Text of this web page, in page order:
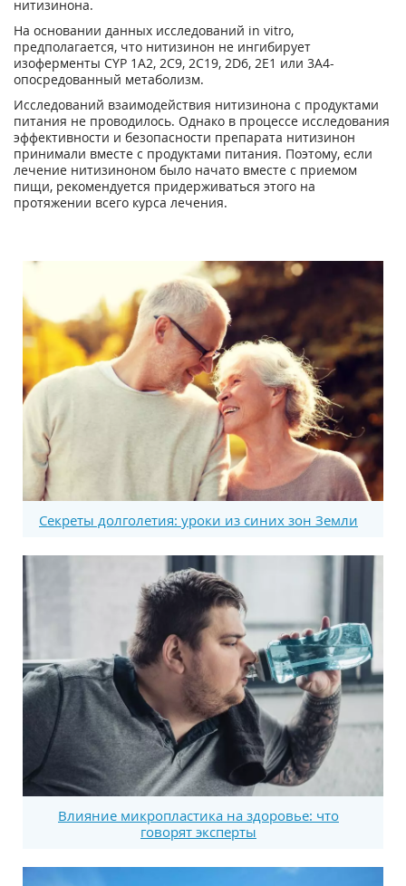
нитизинона.
На основании данных исследований in vitro,
предполагается, что нитизинон не ингибирует
изоферменты CYP 1А2, 2С9, 2С19, 2D6, 2Е1 или 3А4-
опосредованный метаболизм.
Исследований взаимодействия нитизинона с продуктами
питания не проводилось. Однако в процессе исследования
эффективности и безопасности препарата нитизинон
принимали вместе с продуктами питания. Поэтому, если
лечение нитизиноном было начато вместе с приемом
пищи, рекомендуется придерживаться этого на
протяжении всего курса лечения.
Секреты долголетия: уроки из синих зон Земли
Влияние микропластика на здоровье: что
говорят эксперты